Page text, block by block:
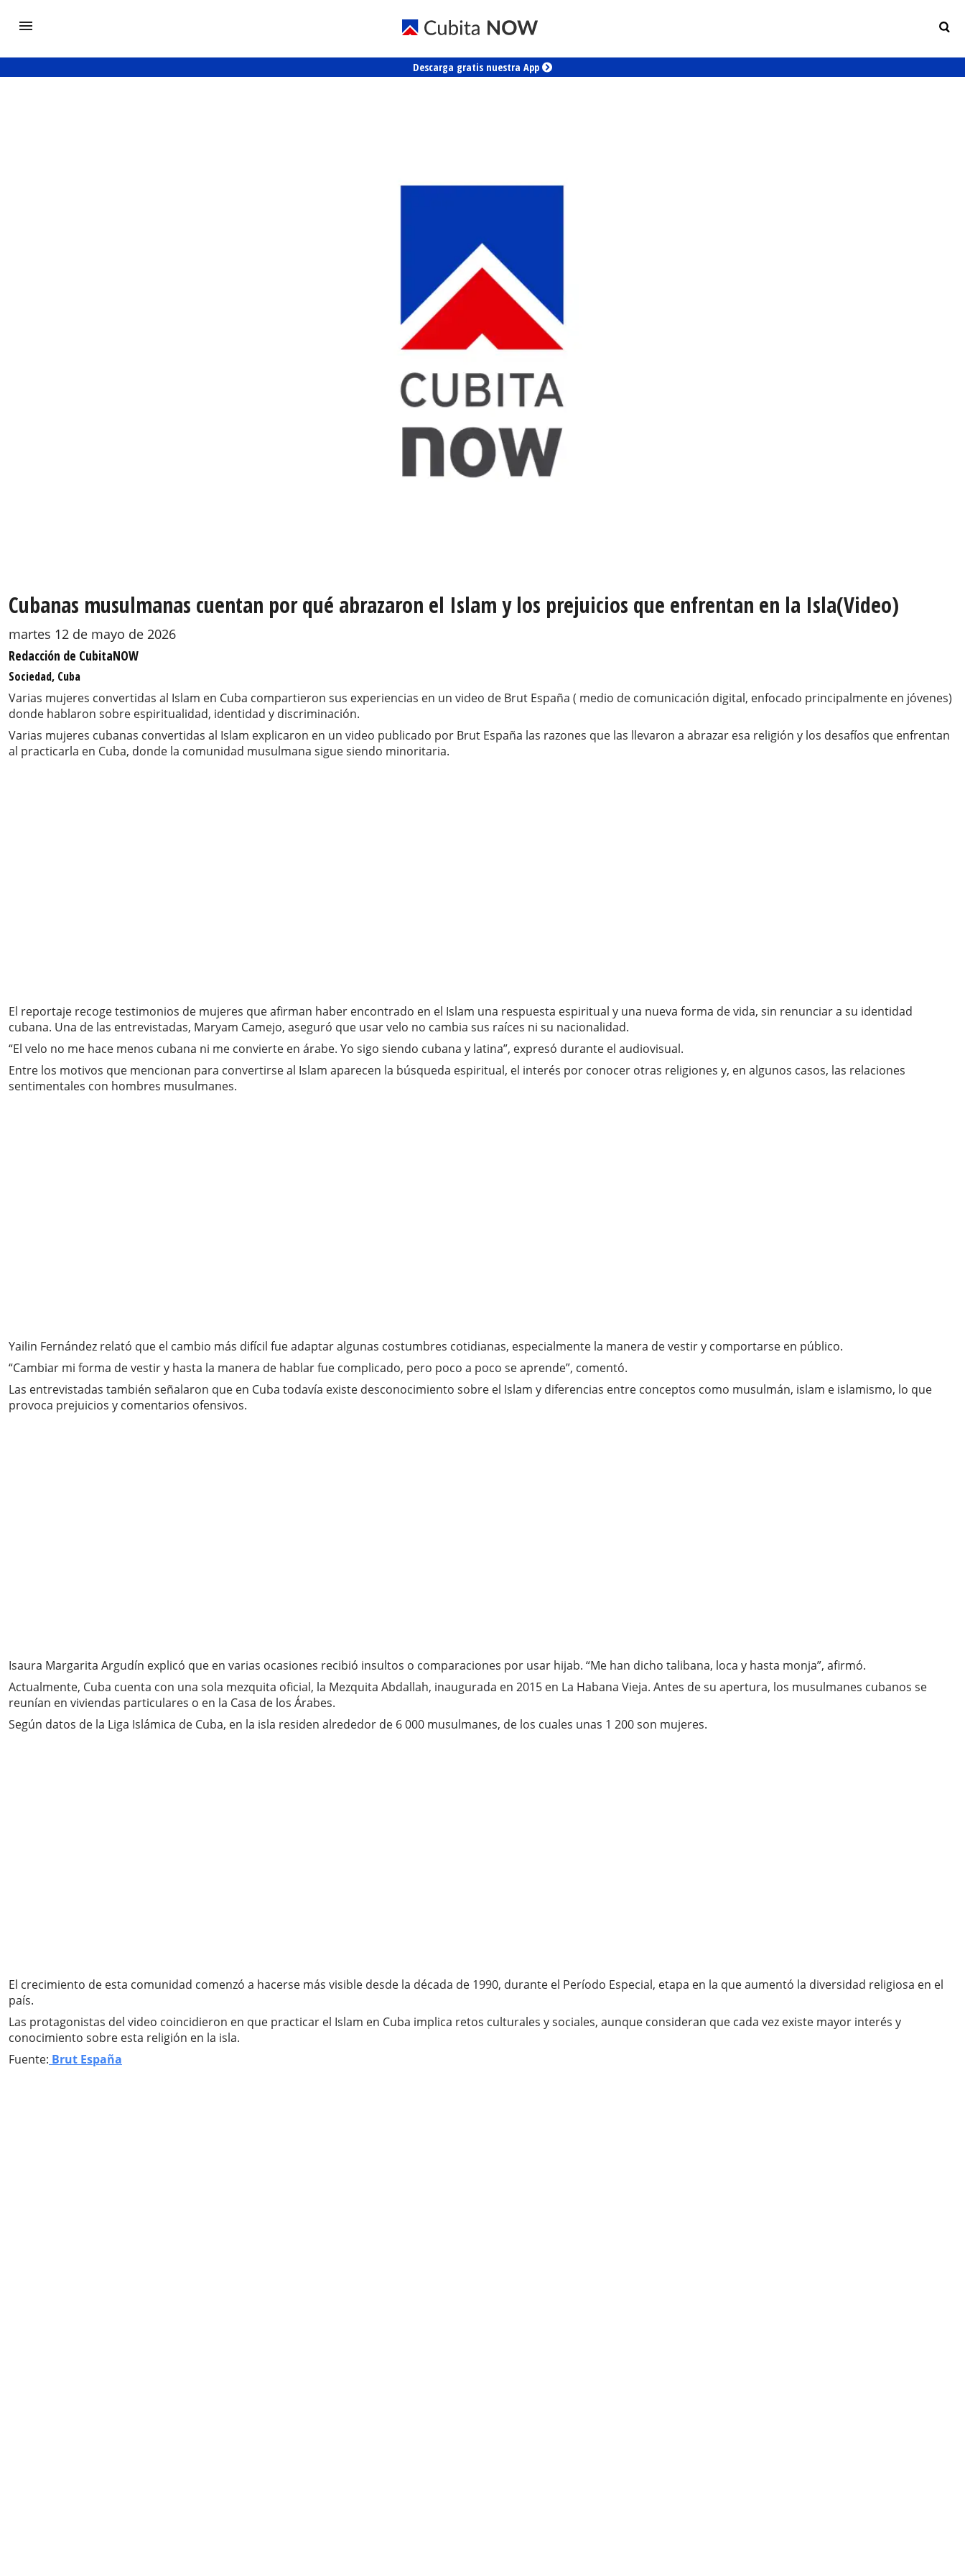
Descarga gratis nuestra App
Cubanas musulmanas cuentan por qué abrazaron el Islam y los prejuicios que enfrentan en la Isla(Video)
martes 12 de mayo de 2026
Redacción de CubitaNOW
Sociedad, Cuba
Varias mujeres convertidas al Islam en Cuba compartieron sus experiencias en un video de Brut España ( medio de comunicación digital, enfocado principalmente en jóvenes)
donde hablaron sobre espiritualidad, identidad y discriminación.
Varias mujeres cubanas convertidas al Islam explicaron en un video publicado por Brut España las razones que las llevaron a abrazar esa religión y los desafíos que enfrentan
al practicarla en Cuba, donde la comunidad musulmana sigue siendo minoritaria.
El reportaje recoge testimonios de mujeres que afirman haber encontrado en el Islam una respuesta espiritual y una nueva forma de vida, sin renunciar a su identidad
cubana. Una de las entrevistadas, Maryam Camejo, aseguró que usar velo no cambia sus raíces ni su nacionalidad.
“El velo no me hace menos cubana ni me convierte en árabe. Yo sigo siendo cubana y latina”, expresó durante el audiovisual.
Entre los motivos que mencionan para convertirse al Islam aparecen la búsqueda espiritual, el interés por conocer otras religiones y, en algunos casos, las relaciones
sentimentales con hombres musulmanes.
Yailin Fernández relató que el cambio más difícil fue adaptar algunas costumbres cotidianas, especialmente la manera de vestir y comportarse en público.
“Cambiar mi forma de vestir y hasta la manera de hablar fue complicado, pero poco a poco se aprende”, comentó.
Las entrevistadas también señalaron que en Cuba todavía existe desconocimiento sobre el Islam y diferencias entre conceptos como musulmán, islam e islamismo, lo que
provoca prejuicios y comentarios ofensivos.
Isaura Margarita Argudín explicó que en varias ocasiones recibió insultos o comparaciones por usar hijab. “Me han dicho talibana, loca y hasta monja”, afirmó.
Actualmente, Cuba cuenta con una sola mezquita oficial, la Mezquita Abdallah, inaugurada en 2015 en La Habana Vieja. Antes de su apertura, los musulmanes cubanos se
reunían en viviendas particulares o en la Casa de los Árabes.
Según datos de la Liga Islámica de Cuba, en la isla residen alrededor de 6 000 musulmanes, de los cuales unas 1 200 son mujeres.
El crecimiento de esta comunidad comenzó a hacerse más visible desde la década de 1990, durante el Período Especial, etapa en la que aumentó la diversidad religiosa en el
país.
Las protagonistas del video coincidieron en que practicar el Islam en Cuba implica retos culturales y sociales, aunque consideran que cada vez existe mayor interés y
conocimiento sobre esta religión en la isla.
Fuente: Brut España